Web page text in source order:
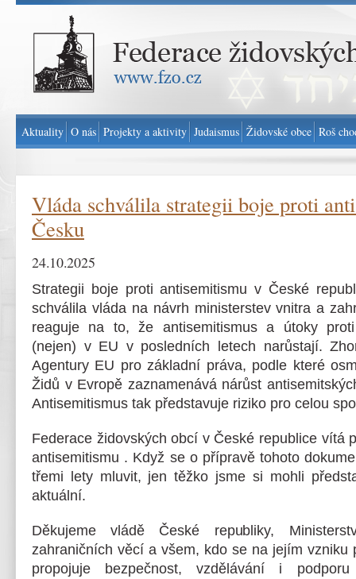
Federace židovských obcí v ČR - www.fzo.cz
Vláda schválila strategii boje proti
Česku
24.10.2025
Strategii boje proti antisemitismu v České
schválila vláda na návrh ministerstev vnitra a
reaguje na to, že antisemitismus a útoky proti
(nejen) v EU v posledních letech narůstají.
Agentury EU pro základní práva, podle které
Židů v Evropě zaznamenává nárůst
Antisemitismus tak představuje riziko pro celou
Federace židovských obcí v České republice vítá
antisemitismu . Když se o přípravě tohoto
třemi lety mluvit, jen těžko jsme si mohli
aktuální.
Děkujeme vládě České republiky,
zahraničních věcí a všem, kdo se na jejím vzniku
propojuje bezpečnost, vzdělávání i
Aktuality O nás Projekty a aktivity Judaismus Židovské obce Roš